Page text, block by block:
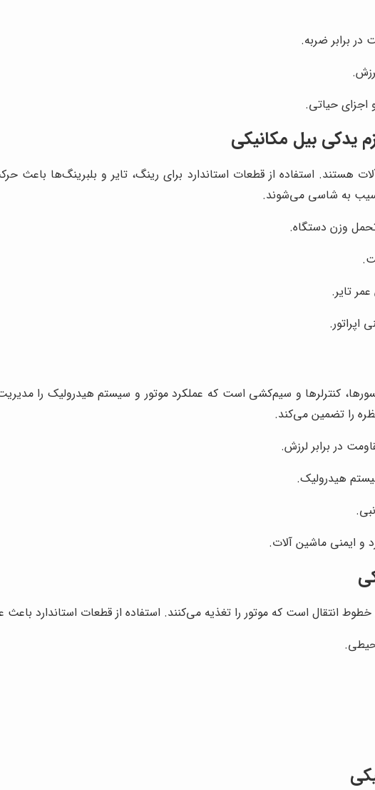
برابر ضربه.
حیاتی.
یدکی بیل مکانیکی
هستند. استفاده از قطعات استاندارد برای رینگ، تایر و بلبرینگ‌ها
به شاسی می‌شوند.
وزن دستگاه.
تایر.
کنترلرها و سیم‌کشی است که عملکرد موتور و سیستم هیدرولیک را مدیریت
را تضمین می‌کند.
در برابر لرزش.
هیدرولیک.
و ایمنی ماشین آلات.
انتقال است که موتور را تغذیه می‌کنند. استفاده از قطعات استاندارد باعث